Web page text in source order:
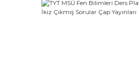
Evrensel İletişim Yayınları (6)